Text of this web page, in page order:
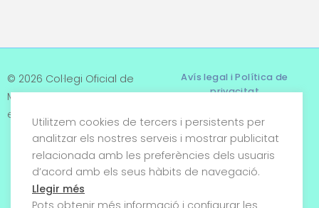
© 2026 Col·legi Oficial de
Metges de Tarragona. Tots
els drets reservats
Avís legal i Política de
privacitat
Termes i condicions
Política de cookies
Utilitzem cookies de tercers i persistents per
analitzar els nostres serveis i mostrar publicitat
relacionada amb les preferències dels usuaris
d’acord amb els seus hàbits de navegació.
Llegir més